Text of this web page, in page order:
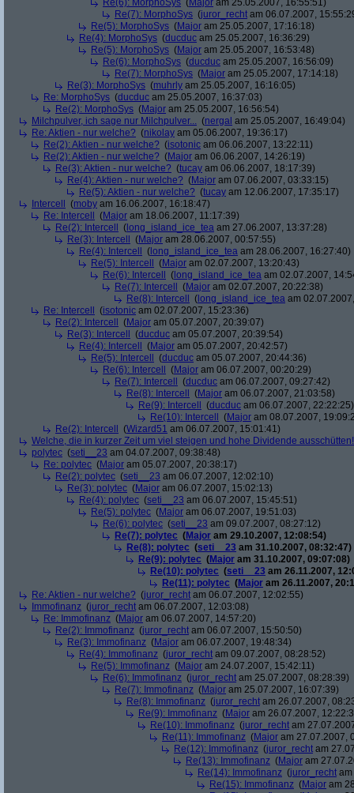
Re(6): MorphoSys (Major am 25.05.2007, 16:55:51)
Re(7): MorphoSys (juror_recht am 06.07.2007,
Re(5): MorphoSys (Major am 25.05.2007, 17:16:18)
Re(4): MorphoSys (ducduc am 25.05.2007, 16:36:29)
Re(5): MorphoSys (Major am 25.05.2007, 16:53:48)
Re(6): MorphoSys (ducduc am 25.05.2007, 16:56:09)
Re(7): MorphoSys (Major am 25.05.2007, 17:14:18)
Re(3): MorphoSys (muhrly am 25.05.2007, 16:16:05)
Re: MorphoSys (ducduc am 25.05.2007, 16:37:03)
Re(2): MorphoSys (Major am 25.05.2007, 16:56:54)
Milchpulver, ich sage nur Milchpulver... (nergal am 25.05.2007, 16:49:04)
Re: Aktien - nur welche? (nikolay am 05.06.2007, 19:36:17)
Re(2): Aktien - nur welche? (isotonic am 06.06.2007, 13:22:11)
Re(2): Aktien - nur welche? (Major am 06.06.2007, 14:26:19)
Re(3): Aktien - nur welche? (tucay am 06.06.2007, 18:17:39)
Re(4): Aktien - nur welche? (Major am 07.06.2007, 03:33:15)
Re(5): Aktien - nur welche? (tucay am 12.06.2007, 17:35:17)
Intercell
(moby am 16.06.2007, 16:18:47)
Re: Intercell
(Major am 18.06.2007, 11:17:39)
Re(2): Intercell
( long_island_ice_tea am 27.06.2007, 13:37:28)
Re(3): Intercell
(Major am 28.06.2007, 00:57:55)
Re(4): Intercell
( long_island_ice_tea am 28.06.2007, 16:27:40)
Re(5): Intercell
(Major am 02.07.2007, 13:20:43)
Re(6): Intercell
( long_island_ice_tea am 02.07.2007,
Re(7): Intercell
(Major am 02.07.2007, 20:22:38)
Re(8): Intercell
( long_island_ice_tea am
Re: Intercell
(isotonic am 02.07.2007, 15:23:36)
Re(2): Intercell
(Major am 05.07.2007, 20:39:07)
Re(3): Intercell
(ducduc am 05.07.2007, 20:39:54)
Re(4): Intercell
(Major am 05.07.2007, 20:42:57)
Re(5): Intercell
(ducduc am 05.07.2007, 20:44:36)
Re(6): Intercell
(Major am 06.07.2007, 00:20:29)
Re(7): Intercell
(ducduc am 06.07.2007, 09:27:42)
Re(8): Intercell
(Major am 06.07.2007, 21:03:58)
Re(9): Intercell
(ducduc am 06.07.2007, 22:22:25)
Re(10): Intercell
(Major am 08.07.2007,
Re(2): Intercell
(Wizard51 am 06.07.2007, 15:01:41)
Welche, die in kurzer Zeit um viel steigen und hohe Dividende
polytec (seti__23 am 04.07.2007, 09:38:48)
Re: polytec (Major am 05.07.2007, 20:38:17)
Re(2): polytec (seti__23 am 06.07.2007, 12:02:10)
Re(3): polytec (Major am 06.07.2007, 15:02:13)
Re(4): polytec (seti__23 am 06.07.2007, 15:45:51)
Re(5): polytec (Major am 06.07.2007, 19:51:03)
Re(6): polytec (seti__23 am 09.07.2007, 08:27:12)
Re(7): polytec (Major am 29.10.2007, 12:08:54)
Re(8): polytec (seti__23 am 31.10.2007, 08:32:47)
Re(9): polytec (Major am 31.10.2007, 09:07:08)
Re(10): polytec (seti__23 am 26.11.2007,
Re(11): polytec (Major am 26.11.2007,
Re: Aktien - nur welche? (juror_recht am 06.07.2007, 12:02:55)
Immofinanz (juror_recht am 06.07.2007, 12:03:08)
Re: Immofinanz (Major am 06.07.2007, 14:57:20)
Re(2): Immofinanz (juror_recht am 06.07.2007, 15:50:50)
Re(3): Immofinanz (Major am 06.07.2007, 19:48:34)
Re(4): Immofinanz (juror_recht am 09.07.2007, 08:28:52)
Re(5): Immofinanz (Major am 24.07.2007, 15:42:11)
Re(6): Immofinanz (juror_recht am 25.07.2007, 08:28:39)
Re(7): Immofinanz (Major am 25.07.2007, 16:07:39)
Re(8): Immofinanz (juror_recht am 26.07.2007,
Re(9): Immofinanz (Major am 26.07.2007,
Re(10): Immofinanz (juror_recht am
Re(11): Immofinanz (Major am 27.07.2007,
Re(12): Immofinanz (juror_recht am
Re(13): Immofinanz (Major am
Re(14): Immofinanz (juror_recht
Re(15): Immofinanz (Major am